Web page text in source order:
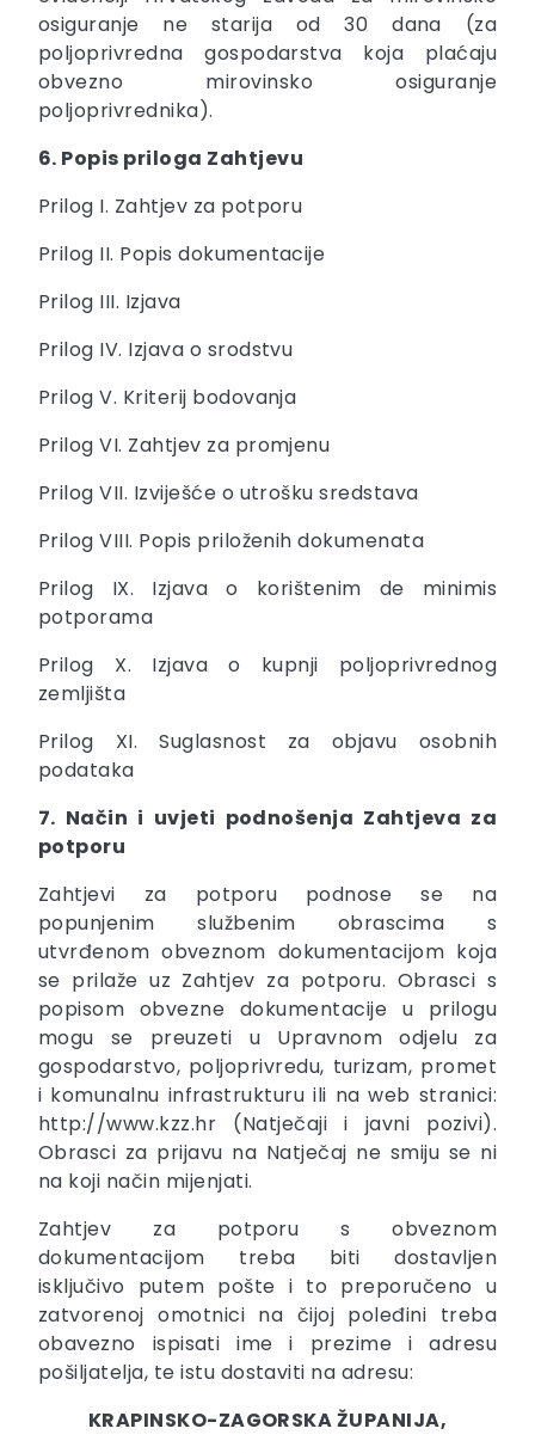
osiguranje ne starija od 30 dana (za
poljoprivredna gospodarstva koja plaćaju
obvezno mirovinsko osiguranje
poljoprivrednika).
6. Popis priloga Zahtjevu
Prilog I. Zahtjev za potporu
Prilog II. Popis dokumentacije
Prilog III. Izjava
Prilog IV. Izjava o srodstvu
Prilog V. Kriterij bodovanja
Prilog VI. Zahtjev za promjenu
Prilog VII. Izviješće o utrošku sredstava
Prilog VIII. Popis priloženih dokumenata
Prilog IX. Izjava o korištenim de minimis
potporama
Prilog X. Izjava o kupnji poljoprivrednog
zemljišta
Prilog XI. Suglasnost za objavu osobnih
podataka
7. Način i uvjeti podnošenja Zahtjeva za
potporu
Zahtjevi za potporu podnose se na
popunjenim službenim obrascima s
utvrđenom obveznom dokumentacijom koja
se prilaže uz Zahtjev za potporu. Obrasci s
popisom obvezne dokumentacije u prilogu
mogu se preuzeti u Upravnom odjelu za
gospodarstvo, poljoprivredu, turizam, promet
i komunalnu infrastrukturu ili na web stranici:
http://www.kzz.hr (Natječaji i javni pozivi).
Obrasci za prijavu na Natječaj ne smiju se ni
na koji način mijenjati.
Zahtjev za potporu s obveznom
dokumentacijom treba biti dostavljen
isključivo putem pošte i to preporučeno u
zatvorenoj omotnici na čijoj poleđini treba
obavezno ispisati ime i prezime i adresu
pošiljatelja, te istu dostaviti na adresu:
KRAPINSKO-ZAGORSKA ŽUPANIJA,